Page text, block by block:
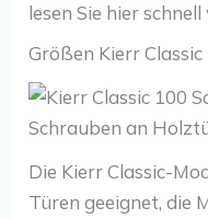
lesen Sie hier
Größen Kierr Classic
Die Kierr Classic-
Türen geeignet, die